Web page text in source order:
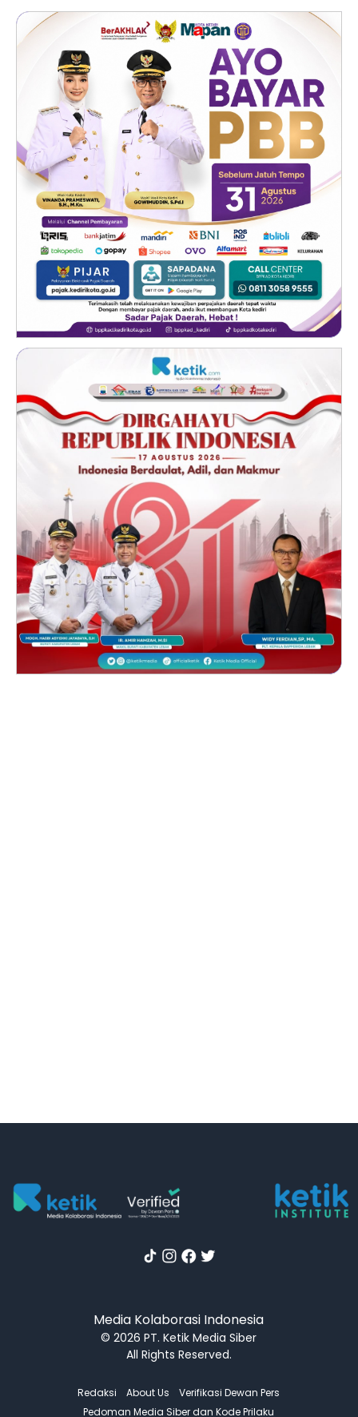
Media Kolaborasi Indonesia
© 2026 PT. Ketik Media Siber
All Rights Reserved.
Redaksi About Us
Verifikasi Dewan Pers
Pedoman Media Siber dan Kode Prilaku